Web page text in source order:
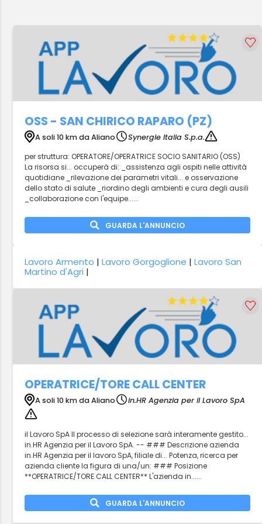
OSS - SAN CHIRICO RAPARO (PZ)
A soli 10 km da Aliano
Synergie Italia S.p.a.
per struttura: OPERATORE/OPERATRICE SOCIO SANITARIO (OSS)
La risorsa si... occuperà di: _assistenza agli ospiti nelle attività
quotidiane _rilevazione dei parametri vitali... e osservazione
dello stato di salute _riordino degli ambienti e cura degli ausili
_collaborazione con l'equipe......
GUARDA L'ANNUNCIO
Lavoro Armento |Lavoro Gorgoglione |Lavoro San
Martino d'Agri |
OPERATRICE/TORE CALL CENTER
A soli 10 km da Aliano in.HR Agenzia per il Lavoro SpA
il Lavoro SpA Il processo di selezione sarà interamente gestito...
in.HR Agenzia per il Lavoro SpA. -- ### Descrizione azienda
in.HR Agenzia per il lavoro SpA, filiale di... Potenza, ricerca per
azienda cliente la figura di una/un: ### Posizione
**OPERATRICE/TORE CALL CENTER** L'azienda in......
GUARDA L'ANNUNCIO